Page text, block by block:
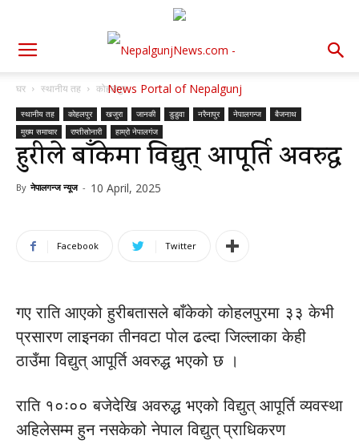
घर स्थानीय तह कोहलपुर
स्थानीय तह कोहलपुर खजुरा जानकी डुडुवा नरैनापुर नेपालगन्ज
बैजनाथ
मुख्य समाचार
राप्तीसोनारी हाम्रो नेपालगंज
हुरीले बाँकेमा विद्युत् आपूर्ति अवरुद्ध
By नेपालगन्ज न्यूज - 10 April, 2025
Facebook Twitter
गए राति आएको हुरीबतासले बाँकेको कोहलपुरमा ३३ केभी
प्रसारण लाइनका तीनवटा पोल ढल्दा जिल्लाका केही
ठाउँमा विद्युत् आपूर्ति अवरुद्ध भएको छ ।
राति १०ः०० बजेदेखि अवरुद्ध भएको विद्युत् आपूर्ति व्यवस्था
अहिलेसम्म हुन नसकेको नेपाल विद्युत् प्राधिकरण